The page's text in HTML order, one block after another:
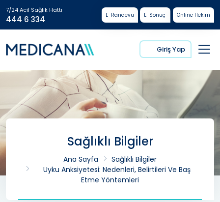
7/24 Acil Sağlık Hattı
444 6 334 E-Randevu E-Sonuç Online Hekim
Giriş Yap
Sağlıklı Bilgiler
Ana Sayfa
Sağlıklı Bilgiler
Uyku Anksiyetesi: Nedenleri, Belirtileri Ve Baş
Etme Yöntemleri